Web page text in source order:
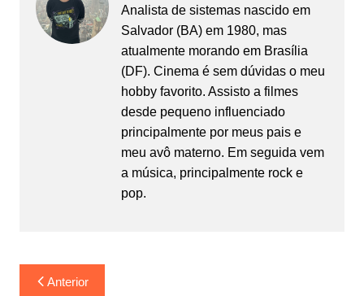
Analista de sistemas nascido em
Salvador (BA) em 1980, mas
atualmente morando em Brasília
(DF). Cinema é sem dúvidas o meu
hobby favorito. Assisto a filmes
desde pequeno influenciado
principalmente por meus pais e
meu avô materno. Em seguida vem
a música, principalmente rock e
pop.
Navegação
Anterior